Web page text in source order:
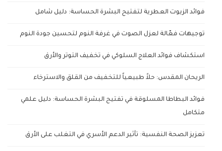
فوائد الزيوت العطرية لتفتيح البشرة الحساسة: دليل شامل
توجيهات فعّالة لعزل الصوت في غرفة النوم لتحسين جودة النوم
استكشاف فوائد العلاج السلوكي في تخفيف التوتر والأرق
الريحان المقدس: حلاً طبيعياً للتخفيف من القلق والاسترخاء
فوائد البطاطا المسلوقة في تفتيح البشرة الحساسة: دليل علمي
متكامل
تعزيز الصحة النفسية: تأثير الدعم الأسري في التغلب على الأرق